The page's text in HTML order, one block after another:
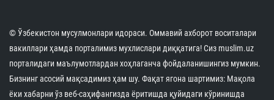
© Ўзбекистон мусулмонлари идораси. Оммавий ахборот воситалари
вакиллари ҳамда порталимиз мухлислари диққатига! Сиз muslim.uz
порталидаги маълумотлардан хоҳлаганча фойдаланишингиз мумкин.
Бизнинг асосий мақсадимиз ҳам шу. Фақат ягона шартимиз: Мақола
ёки хабарни ўз веб-саҳифангизда ёритишда қуйидаги кўринишда